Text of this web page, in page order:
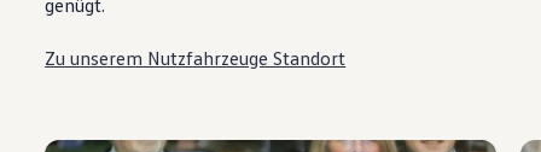
genügt.
Zu unserem Nutzfahrzeuge Standort